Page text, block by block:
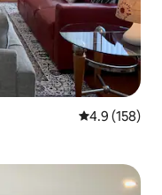
レビュー158
4.9 (158)